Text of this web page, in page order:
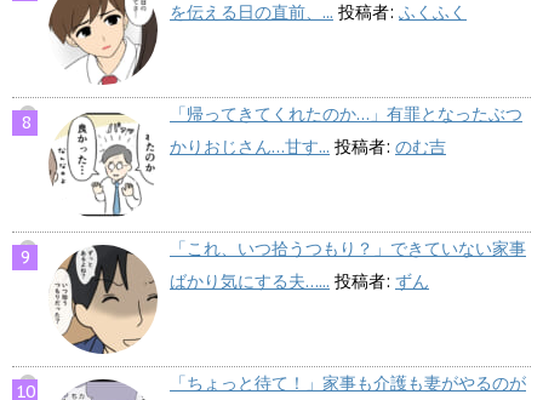
を伝える日の直前、... 投稿者: ふくふく
「帰ってきてくれたのか…」有罪となったぶつ
かりおじさん…甘す... 投稿者: のむ吉
「これ、いつ拾うつもり？」できていない家事
ばかり気にする夫…... 投稿者: ずん
「ちょっと待て！」家事も介護も妻がやるのが